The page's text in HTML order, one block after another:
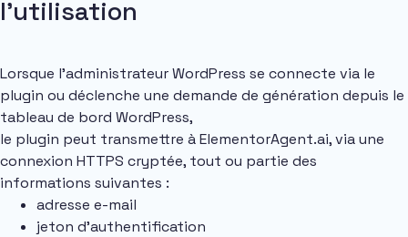
l’utilisation
Lorsque l’administrateur WordPress se connecte via le
plugin ou déclenche une demande de génération depuis le
tableau de bord WordPress,
le plugin peut transmettre à ElementorAgent.ai, via une
connexion HTTPS cryptée, tout ou partie des
informations suivantes :
adresse e-mail
jeton d’authentification